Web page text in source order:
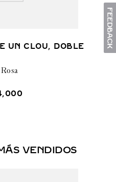
UN CLOU, DOBLE
,000
VENDIDOS